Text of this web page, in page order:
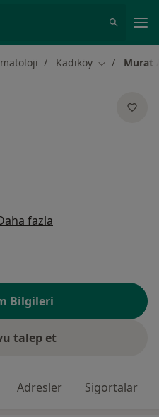
Kadıköy ŞehirMurat
fazla
Bilgileri
talep et
Adresler Sigortalar